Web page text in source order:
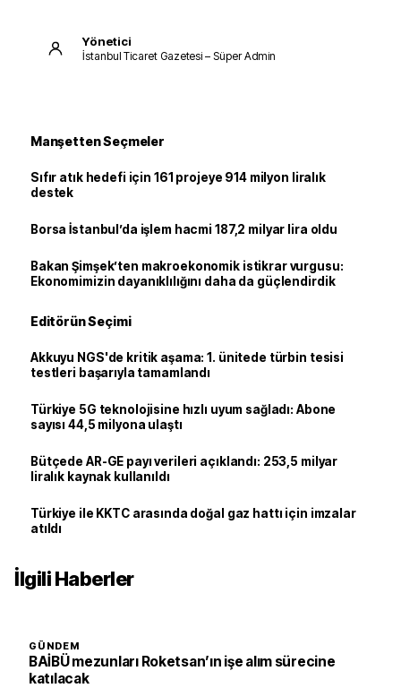
Yönetici
İstanbul Ticaret Gazetesi – Süper Admin
Manşetten Seçmeler
Sıfır atık hedefi için 161 projeye 914 milyon liralık
destek
Borsa İstanbul’da işlem hacmi 187,2 milyar lira oldu
Bakan Şimşek’ten makroekonomik istikrar vurgusu:
Ekonomimizin dayanıklılığını daha da güçlendirdik
Editörün Seçimi
Akkuyu NGS'de kritik aşama: 1. ünitede türbin tesisi
testleri başarıyla tamamlandı
Türkiye 5G teknolojisine hızlı uyum sağladı: Abone
sayısı 44,5 milyona ulaştı
Bütçede AR-GE payı verileri açıklandı: 253,5 milyar
liralık kaynak kullanıldı
Türkiye ile KKTC arasında doğal gaz hattı için imzalar
atıldı
İlgili Haberler
GÜNDEM
BAİBÜ mezunları Roketsan’ın işe alım sürecine
katılacak